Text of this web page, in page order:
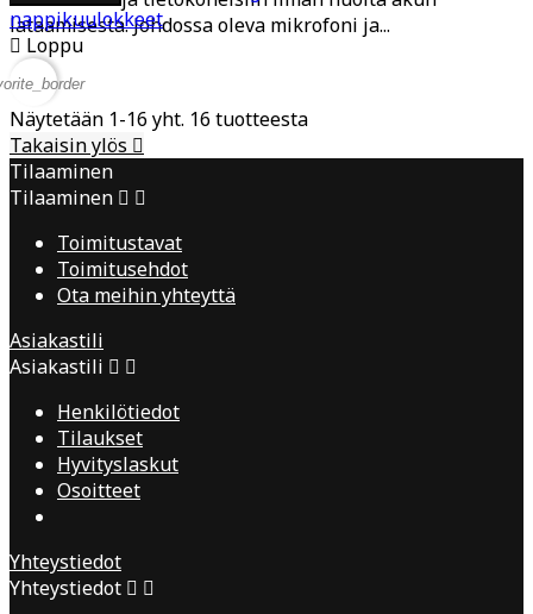
lataamisesta. Johdossa oleva mikrofoni ja...
nappikuulokkeet
 Loppu
Näytetään 1-16 yht. 16 tuotteesta
Takaisin ylös 
Tilaaminen
Tilaaminen  
Toimitustavat
Toimitusehdot
Ota meihin yhteyttä
Asiakastili
Asiakastili  
Henkilötiedot
Tilaukset
Hyvityslaskut
Osoitteet
Yhteystiedot
Yhteystiedot  